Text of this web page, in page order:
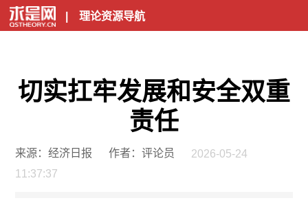
| 理论资源导航
切实扛牢发展和安全双重
责任
来源：经济日报 作者：评论员
2026-05-24
11:37:37